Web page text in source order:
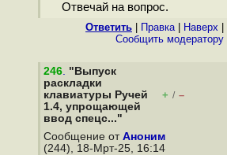
Отвечай на вопрос.
Ответить Правка| Наверх
Cообщить модератору
246. "Выпуск
раскладки
клавиатуры Ручей
1.4, упрощающей
ввод спецс..."
+ / –
Сообщение от Аноним
(244), 18-Мрт-25, 16:14